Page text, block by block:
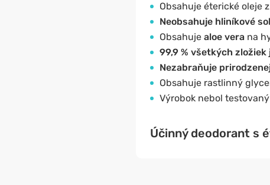
Obsahuje éterické oleje z
Neobsahuje hliníkové
Obsahuje aloe verana
99,9 % všetkých
Nezabraňuje
Obsahuje rastlinný
Výrobok nebol
Účinný deodorant s